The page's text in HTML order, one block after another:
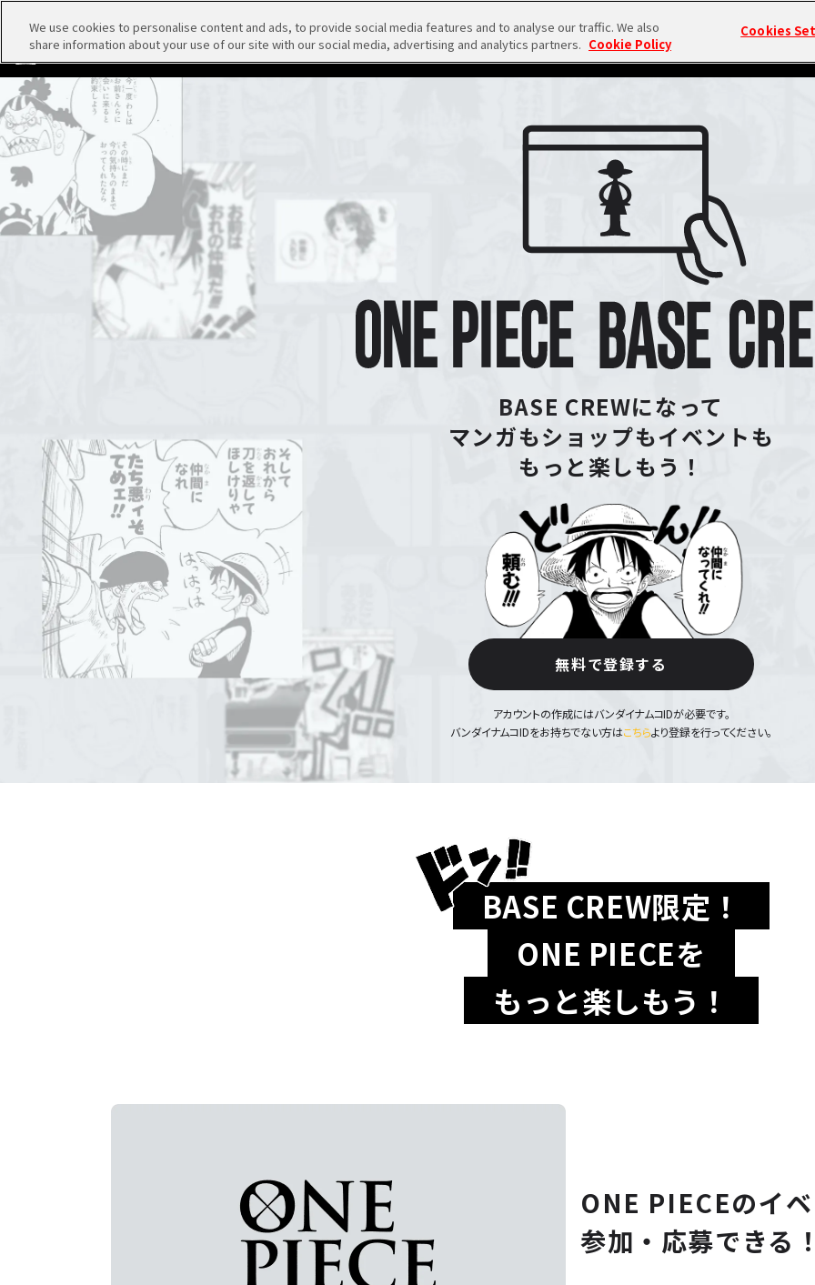
BASE CREWになって
マンガもショップもイベントも
もっと楽しもう！
無料で登録する
アカウントの作成にはバンダイナムコIDが必要です。
バンダイナムコIDをお持ちでない方はこちらより登録を行ってください。
BASE CREW限定！
ONE PIECEを
もっと楽しもう！
ONE PIECEのイ
参加・応募できる
We use cookies to personalise content and ads, to provide social media features and to analyse our traffic. We also
share information about your use of our site with our social media, advertising and analytics partners. Cookie Policy
Cookies